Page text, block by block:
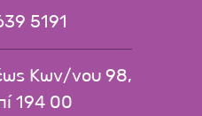
5191
Κων/νου 98,
194 00